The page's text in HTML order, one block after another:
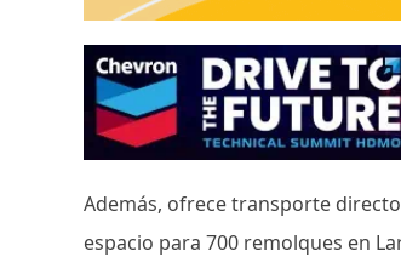
Además, ofrece transporte
espacio para 700 remolques en